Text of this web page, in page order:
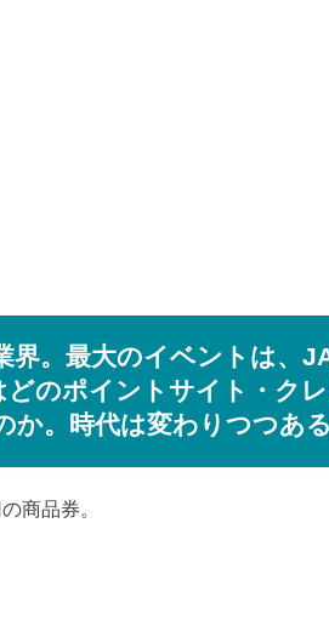
界。最大のイベントは、
どのポイントサイト・ク
。時代は変わりつつある
商品券。